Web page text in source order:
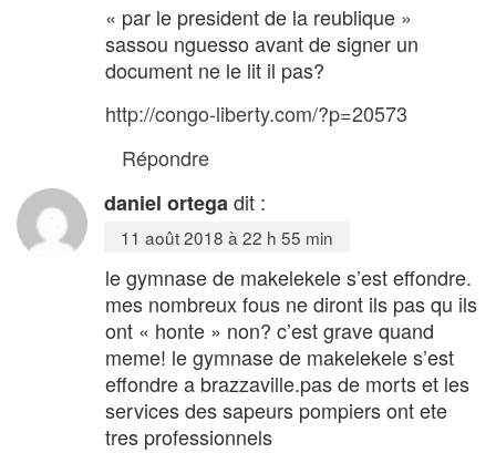
« par le president de la reublique »
sassou nguesso avant de signer un
document ne le lit il pas?
http://congo-liberty.com/?p=20573
Répondre
daniel ortegadit :
11 août 2018 à 22 h 55 min
le gymnase de makelekele s’est effondre.
mes nombreux fous ne diront ils pas qu ils
ont « honte » non? c’est grave quand
meme! le gymnase de makelekele s’est
effondre a brazzaville.pas de morts et les
services des sapeurs pompiers ont ete
tres professionnels